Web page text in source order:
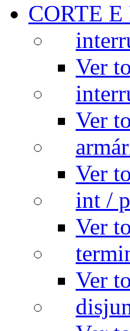
CORTE
Ver
Ver
Ver
int /
Ver
Ver